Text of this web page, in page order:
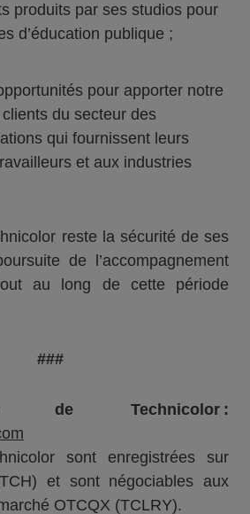
produits par ses studios pour
d’éducation publique ;
pour apporter notre
du secteur des
qui fournissent leurs
et aux industries
reste la sécurité de ses
de l’accompagnement
au long de cette période
###
de Technicolor :
sont enregistrées sur
et sont négociables aux
OTCQX (TCLRY).